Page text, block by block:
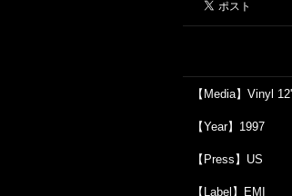
【Media】Vinyl
【Year】1997
【Press】US
【Label】EMI